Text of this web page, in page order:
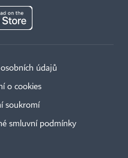
údajů
o cookies
soukromí
smluvní podmínky